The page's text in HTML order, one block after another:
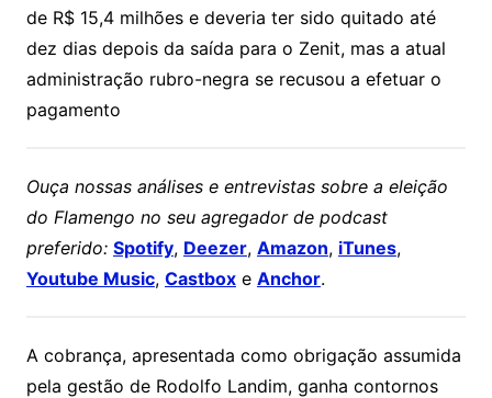
de R$ 15,4 milhões e deveria ter sido quitado até
dez dias depois da saída para o Zenit, mas a atual
administração rubro-negra se recusou a efetuar o
pagamento
Ouça nossas análises e entrevistas sobre a eleição
do Flamengo no seu agregador de podcast
preferido: Spotify, Deezer, Amazon, iTunes,
Youtube Music, Castboxe Anchor.
A cobrança, apresentada como obrigação assumida
pela gestão de Rodolfo Landim, ganha contornos